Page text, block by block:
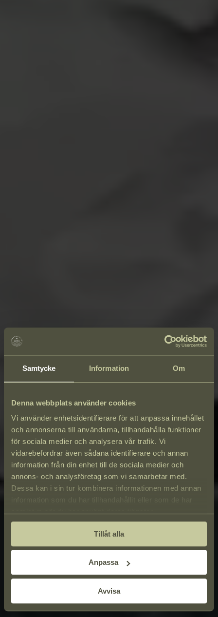
Samtycke Information Om
Denna webbplats använder cookies
Vi använder enhetsidentifierare för att anpassa innehållet
och annonserna till användarna, tillhandahålla funktioner
för sociala medier och analysera vår trafik. Vi
vidarebefordrar även sådana identifierare och annan
information från din enhet till de sociala medier och
annons- och analysföretag som vi samarbetar med.
Dessa kan i sin tur kombinera informationen med annan
Tillåt alla
Anpassa
Avvisa